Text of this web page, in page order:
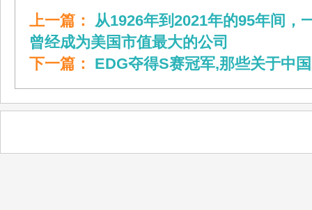
上一篇： 从1926年到2021年的95年间，
曾经成为美国市值最大的公司
下一篇： EDG夺得S赛冠军,那些关于中